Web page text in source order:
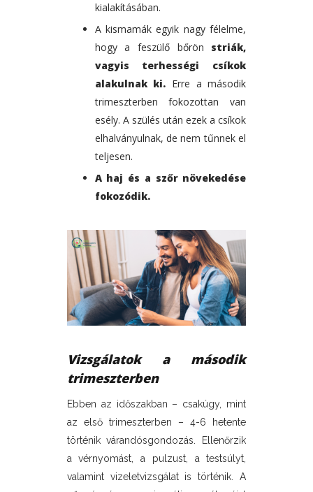
kialakításában.
A kismamák egyik nagy félelme,
hogy a feszülő bőrön striák,
vagyis terhességi csíkok
alakulnak ki. Erre a második
trimeszterben fokozottan van
esély. A szülés után ezek a csíkok
elhalványulnak, de nem tűnnek el
teljesen.
A haj és a szőr növekedése
fokozódik.
Vizsgálatok a második
trimeszterben
Ebben az időszakban – csakúgy, mint
az első trimeszterben – 4-6 hetente
történik várandósgondozás. Ellenőrzik
a vérnyomást, a pulzust, a testsúlyt,
valamint vizeletvizsgálat is történik. A